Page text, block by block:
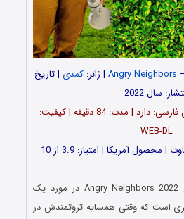
Angry Neighbors | ژانر:کمدی | تاریخ
سال 2022
زبان: انگلیسی | زیرنویس فارسی: دارد | مدت: 84 دقیقه | کیفیت:
WEB-DL
فیلم همسایگان خشمگین Angry Neighbors 2022 در مورد یک
است که وقتی همسایه‌ ثروتمندش در